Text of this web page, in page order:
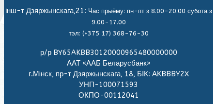
інш-т Дзяржынскага,21: Час прыёму: пн-пт з 8.00-20.00 субота з
9.00-17.00
тэл: (+375 17) 368-76-30
р/р BY65AKBB30120000965480000000
ААТ «ААБ Беларусбанк»
г.Мiнск, пр-т Дзяржынскага, 18, БІК: АКBBBY2X
УНП-100071593
ОКПО-00112041